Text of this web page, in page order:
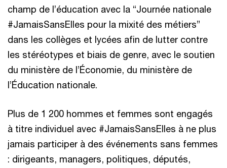
champ de l’éducation avec la “Journée nationale
#JamaisSansElles pour la mixité des métiers”
dans les collèges et lycées afin de lutter contre
les stéréotypes et biais de genre, avec le soutien
du ministère de l’Économie, du ministère de
l’Éducation nationale.
Plus de 1 200 hommes et femmes sont engagés
à titre individuel avec #JamaisSansElles à ne plus
jamais participer à des événements sans femmes
: dirigeants, managers, politiques, députés,